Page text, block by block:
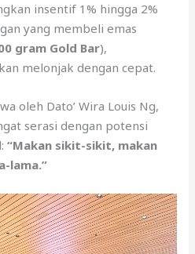
insentif 1% hingga 2%
yang membeli emas
gram Gold Bar),
melonjak dengan cepat.
oleh Dato’ Wira Louis Ng,
serasi dengan potensi
“Makan sikit-sikit, makan
lama.”